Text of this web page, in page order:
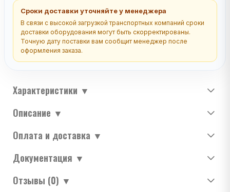
Сроки доставки уточняйте у менеджера
В связи с высокой загрузкой транспортных компаний сроки
доставки оборудования могут быть скорректированы.
Точную дату поставки вам сообщит менеджер после
оформления заказа.
Характеристики ▼
Описание ▼
Оплата и доставка ▼
Документация ▼
Отзывы (0) ▼